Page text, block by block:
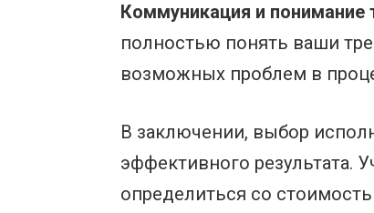
Коммуникация и понимание
полностью понять ваши
возможных проблем в
В заключении, выбор
эффективного результата.
определиться со